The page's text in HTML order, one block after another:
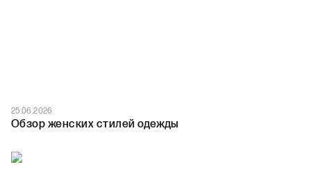
25.06.2026
Обзор женских стилей одежды